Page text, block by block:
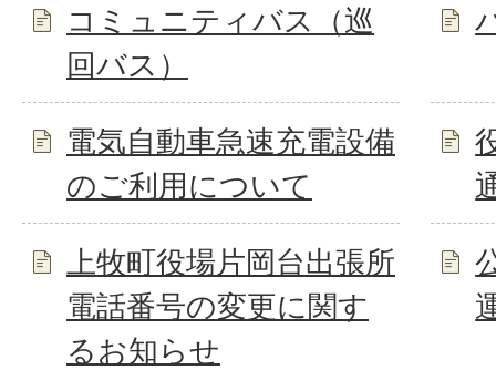
コミュニティバス（巡
回バス）
電気自動車急速充電設備
のご利用について
上牧町役場片岡台出張所
電話番号の変更に関す
るお知らせ